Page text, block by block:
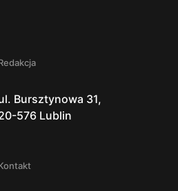
Bursztynowa 31,
576 Lublin